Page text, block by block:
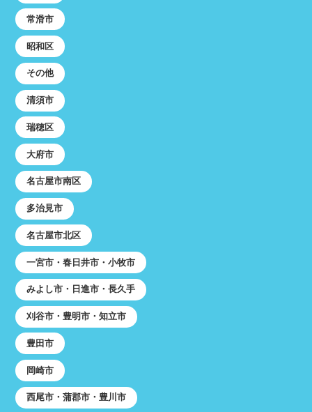
常滑市
昭和区
その他
清須市
瑞穂区
大府市
名古屋市南区
多治見市
名古屋市北区
一宮市・春日井市・小牧市
みよし市・日進市・長久手
刈谷市・豊明市・知立市
豊田市
岡崎市
西尾市・蒲郡市・豊川市